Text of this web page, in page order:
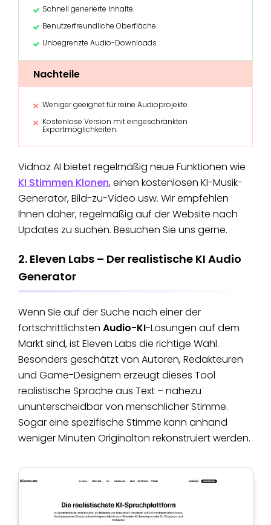
Schnell generierte Inhalte.
Benutzerfreundliche Oberfläche.
Unbegrenzte Audio-Downloads.
Nachteile
Weniger geeignet für reine Audioprojekte.
Kostenlose Version mit eingeschränkten
Exportmöglichkeiten.
Vidnoz AI bietet regelmäßig neue Funktionen wie
KI Stimmen Klonen, einen kostenlosen KI-Musik-
Generator, Bild-zu-Video usw. Wir empfehlen
Ihnen daher, regelmäßig auf der Website nach
Updates zu suchen. Besuchen Sie uns gerne.
2. Eleven Labs – Der realistische KI Audio
Generator
Wenn Sie auf der Suche nach einer der
fortschrittlichsten Audio-KI-Lösungen auf dem
Markt sind, ist Eleven Labs die richtige Wahl.
Besonders geschätzt von Autoren, Redakteuren
und Game-Designern erzeugt dieses Tool
realistische Sprache aus Text – nahezu
ununterscheidbar von menschlicher Stimme.
Sogar eine spezifische Stimme kann anhand
weniger Minuten Originalton rekonstruiert werden.